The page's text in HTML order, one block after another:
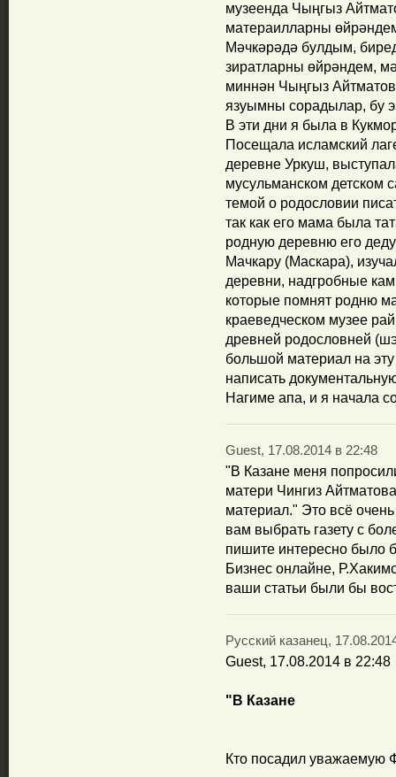
музеенда Чыңгыз
матераилларны
Мәчкәрәдә булдым,
зиратларны өйрәндем,
миннән Чыңгыз
язуымны сорадылар, бу
В эти дни я была в
Посещала исламский
деревне Уркуш,
мусульманском детском
темой о родословии
так как его мама была
родную деревню его
Мачкару (Маскара),
деревни, надгробные
которые помнят родню
краеведческом музее
древней родословней
большой материал на
написать
Нагиме апа, и я начала
Guest, 17.08.2014 в 22:48
"В Казане меня
матери Чингиз
материал." Это всё
вам выбрать газету с
пишите интересно было
Бизнес онлайне,
ваши статьи были бы
Русский казанец,
Guest, 17.08.2014 в 22:48
"В Казане
Кто посадил уважаемую